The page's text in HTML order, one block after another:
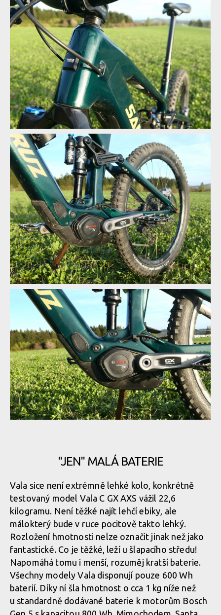
Santa Cruz Vala v akci
Santa Cruz Vala v akci
Santa Cruz Vala v akci
Santa Cruz Vala v akci
Santa Cruz Vala v akci
Santa Cruz Vala v akci
Santa Cruz Vala v akci
Santa Cruz Vala v akci
Vnitřní vedení nechybí
Vnitřní vedení nechybí
Vnitřní vedení nechybí
Vnitřní vedení nechybí
Vnitřní vedení nechybí
Vnitřní vedení nechybí
Vnitřní vedení nechybí
Vnitřní vedení nechybí
Vnitřní vedení nechybí
Vnitřní vedení nechybí
Ochrana motoru a spodní části rámu budí důvěru
Ochrana motoru a spodní části rámu budí důvěru
Ochrana motoru a spodní části rámu budí důvěru
Ochrana motoru a spodní části rámu budí důvěru
Ochrana motoru a spodní části rámu budí důvěru
Ochrana motoru a spodní části rámu budí důvěru
Ochrana motoru a spodní části rámu budí důvěru
Ochrana motoru a spodní části rámu budí důvěru
Chválit motor Bosch Gen 5 s 85 Nm kroutícího momentu není
třeba blíže představovat, etalon přirozené podpory šlapání
dominuje trhu ebiků a není tomu náhodou
Chválit motor Bosch Gen 5 s 85 Nm kroutícího momentu není
třeba blíže představovat, etalon přirozené podpory šlapání
dominuje trhu ebiků a není tomu náhodou
"JEN" MALÁ BATERIE
Vala sice není extrémně lehké kolo, konkrétně
testovaný model Vala C GX AXS vážil 22,6
kilogramu. Není těžké najít lehčí ebiky, ale
málokterý bude v ruce pocitově takto lehký.
Rozložení hmotnosti nelze označit jinak než jako
fantastické. Co je těžké, leží u šlapacího středu!
Napomáhá tomu i menší, rozuměj kratší baterie.
Všechny modely Vala disponují pouze 600 Wh
baterií. Díky ní šla hmotnost o cca 1 kg níže než
u standardně dodávané baterie k motorům Bosch